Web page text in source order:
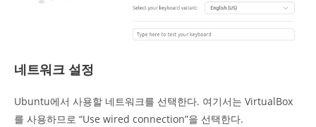
네트워크 설정
Ubuntu에서 사용할 네트워크를 선택한다. 여기서는 VirtualBox
를 사용하므로 “Use wired connection”을 선택한다.